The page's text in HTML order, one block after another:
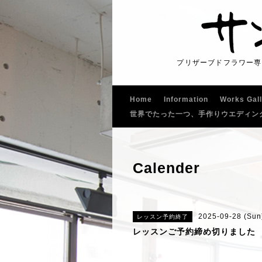
プリザーブドフラワー
Home Information
Works
世界でたった一つ、手作りウエディン
Calender
レッスン予約終了 2025-09-28
レッスンご予約締め切りました